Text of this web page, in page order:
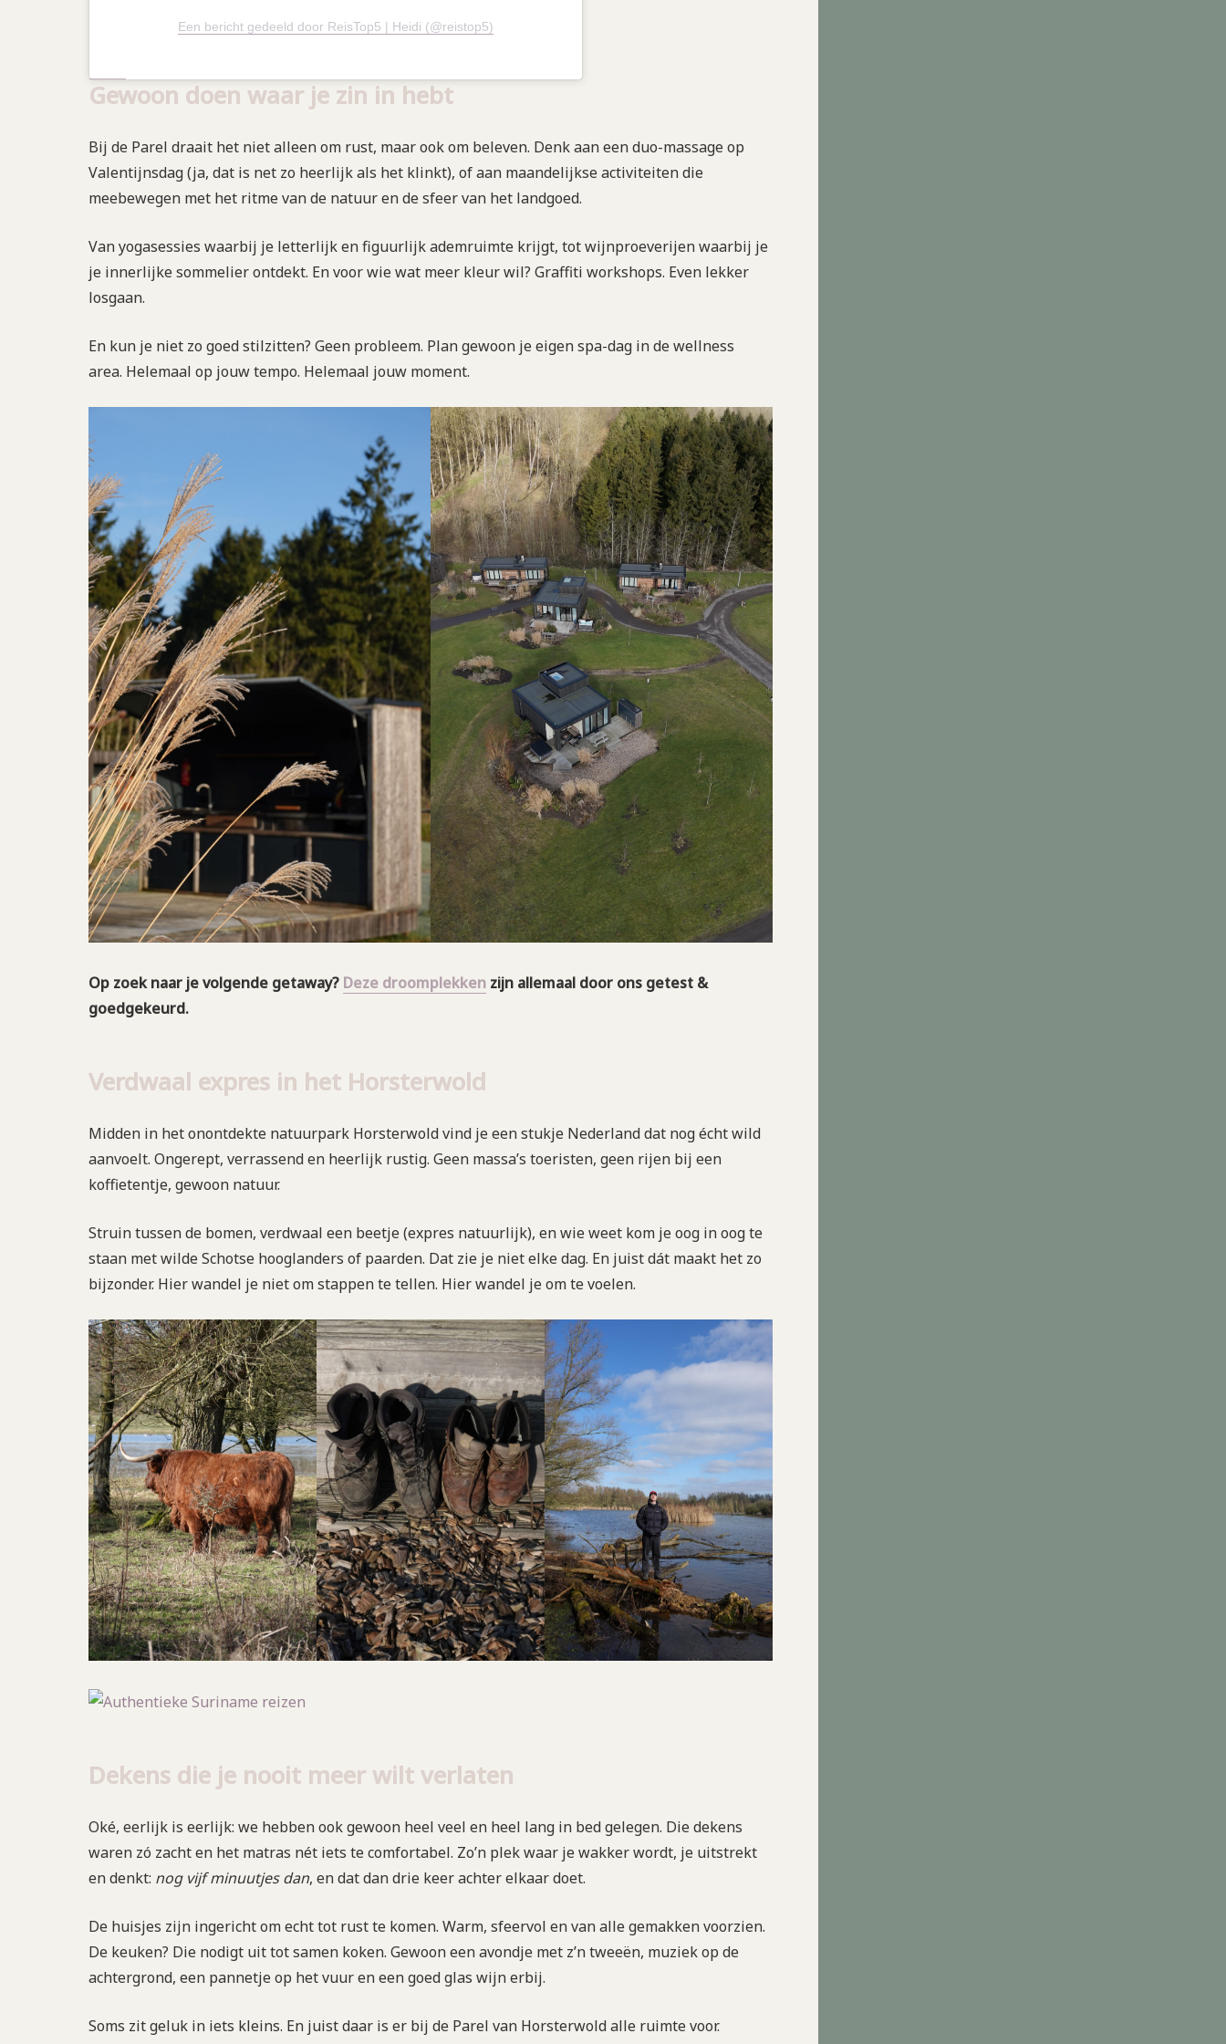
Een bericht gedeeld door ReisTop5 | Heidi (@reistop5)
Gewoon doen waar je zin in hebt
Bij de Parel draait het niet alleen om rust, maar ook om beleven. Denk aan een duo-massage op
Valentijnsdag (ja, dat is net zo heerlijk als het klinkt), of aan maandelijkse activiteiten die
meebewegen met het ritme van de natuur en de sfeer van het landgoed.
Van yogasessies waarbij je letterlijk en figuurlijk ademruimte krijgt, tot wijnproeverijen waarbij je
je innerlijke sommelier ontdekt. En voor wie wat meer kleur wil? Graffiti workshops. Even lekker
losgaan.
En kun je niet zo goed stilzitten? Geen probleem. Plan gewoon je eigen spa-dag in de wellness
area. Helemaal op jouw tempo. Helemaal jouw moment.
Op zoek naar je volgende getaway? Deze droomplekken zijn allemaal door ons getest &
goedgekeurd.
Verdwaal expres in het Horsterwold
Midden in het onontdekte natuurpark Horsterwold vind je een stukje Nederland dat nog écht wild
aanvoelt. Ongerept, verrassend en heerlijk rustig. Geen massa’s toeristen, geen rijen bij een
koffietentje, gewoon natuur.
Struin tussen de bomen, verdwaal een beetje (expres natuurlijk), en wie weet kom je oog in oog te
staan met wilde Schotse hooglanders of paarden. Dat zie je niet elke dag. En juist dát maakt het zo
bijzonder. Hier wandel je niet om stappen te tellen. Hier wandel je om te voelen.
Dekens die je nooit meer wilt verlaten
Oké, eerlijk is eerlijk: we hebben ook gewoon heel veel en heel lang in bed gelegen. Die dekens
waren zó zacht en het matras nét iets te comfortabel. Zo’n plek waar je wakker wordt, je uitstrekt
en denkt: nog vijf minuutjes dan, en dat dan drie keer achter elkaar doet.
De huisjes zijn ingericht om echt tot rust te komen. Warm, sfeervol en van alle gemakken voorzien.
De keuken? Die nodigt uit tot samen koken. Gewoon een avondje met z’n tweeën, muziek op de
achtergrond, een pannetje op het vuur en een goed glas wijn erbij.
Soms zit geluk in iets kleins. En juist daar is er bij de Parel van Horsterwold alle ruimte voor.